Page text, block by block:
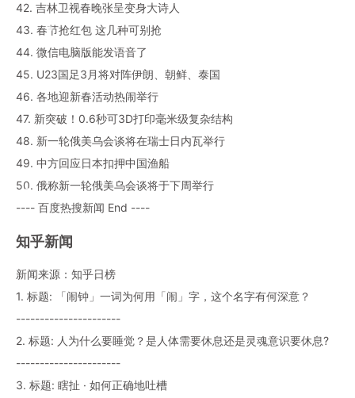
42. 吉林卫视春晚张呈变身大诗人
43. 春节抢红包 这几种可别抢
44. 微信电脑版能发语音了
45. U23国足3月将对阵伊朗、朝鲜、泰国
46. 各地迎新春活动热闹举行
47. 新突破！0.6秒可3D打印毫米级复杂结构
48. 新一轮俄美乌会谈将在瑞士日内瓦举行
49. 中方回应日本扣押中国渔船
50. 俄称新一轮俄美乌会谈将于下周举行
---- 百度热搜新闻 End ----
知乎新闻
新闻来源：知乎日榜
1. 标题: 「闹钟」一词为何用「闹」字，这个名字有何深意？
----------------------
2. 标题: 人为什么要睡觉？是人体需要休息还是灵魂意识要休息?
----------------------
3. 标题: 瞎扯 · 如何正确地吐槽